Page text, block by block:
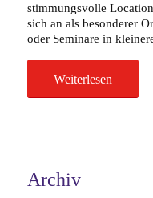
stimmungsvolle
sich an als besonderer
oder Seminare in
Weiterlesen
Archiv